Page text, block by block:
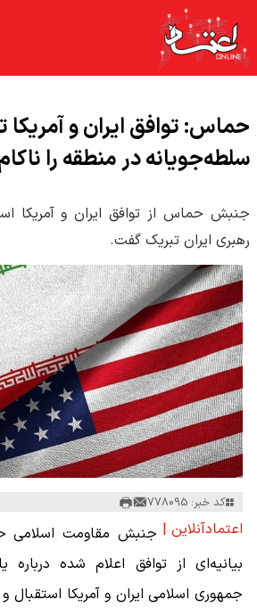
حماس: توافق ایران و
سلطه‌جویانه در منطقه را
جنبش حماس از توافق ایران و آمریکا
رهبری ایران تبریک گفت.
کد خبر: 778095
اعتمادآنلاین | جنبش مقاومت اسلامی
بیانیه‌ای از توافق اعلام ‌شده
جمهوری اسلامی ایران و آمریکا استقبال